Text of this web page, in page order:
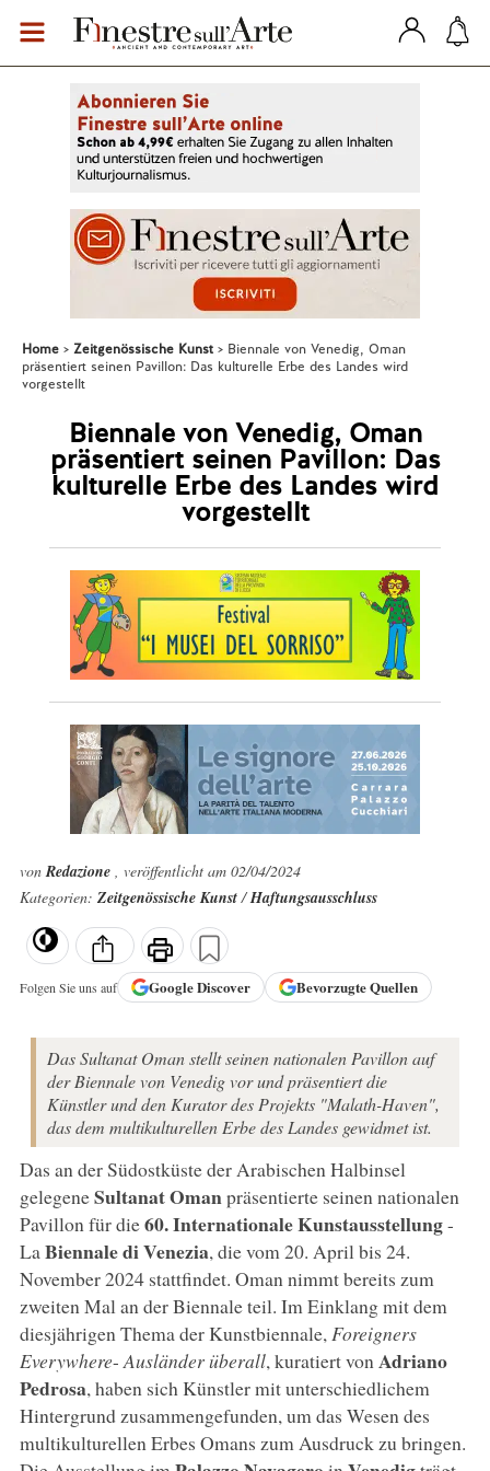
Home Zeitgenössische Kunst
Biennale von Venedig, Oman
präsentiert seinen Pavillon: Das kulturelle Erbe des Landes wird
vorgestellt
Biennale von Venedig, Oman
präsentiert seinen Pavillon: Das
kulturelle Erbe des Landes wird
vorgestellt
vonRedazione , veröffentlicht am 02/04/2024
Kategorien: Zeitgenössische Kunst/Haftungsausschluss
Folgen Sie uns auf GoogleDiscover Bevorzugte Quellen
Das Sultanat Oman stellt seinen nationalen Pavillon auf
der Biennale von Venedig vor und präsentiert die
Künstler und den Kurator des Projekts "Malath-Haven",
das dem multikulturellen Erbe des Landes gewidmet ist.
Das an der Südostküste der Arabischen Halbinsel
gelegeneSultanat Omanpräsentierte seinen nationalen
Pavillon für die60. Internationale Kunstausstellung-
La Biennale di Venezia, die vom 20. April bis 24.
November 2024 stattfindet. Oman nimmt bereits zum
zweiten Mal an der Biennale teil. Im Einklang mit dem
diesjährigen Thema der Kunstbiennale, Foreigners
Everywhere- Ausländer überall, kuratiert von Adriano
Pedrosa, haben sich Künstler mit unterschiedlichem
Hintergrund zusammengefunden, um das Wesen des
multikulturellen Erbes Omans zum Ausdruck zu bringen.